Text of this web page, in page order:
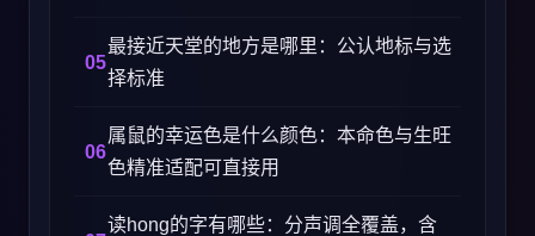
最接近天堂的地方是哪里：公认地标与选
择标准
属鼠的幸运色是什么颜色：本命色与生旺
色精准适配可直接用
读hong的字有哪些：分声调全覆盖，含